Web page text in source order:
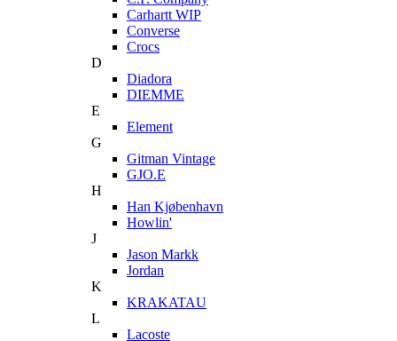
Carhartt WIP
Converse
Crocs
D
Diadora
DIEMME
E
Element
G
Gitman Vintage
GJO.E
H
Han Kjøbenhavn
Howlin'
J
Jason Markk
Jordan
K
KRAKATAU
L
Lacoste